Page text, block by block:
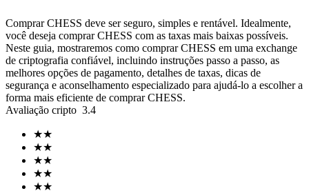
Futuros de USDT
Futuros usando USDT como garantia
Comprar CHESS deve ser seguro, simples e rentável. Idealmente,
você deseja comprar CHESS com as taxas mais baixas possíveis.
Neste guia, mostraremos como comprar CHESS em uma exchange
de criptografia confiável, incluindo instruções passo a passo, as
melhores opções de pagamento, detalhes de taxas, dicas de
segurança e aconselhamento especializado para ajudá-lo a escolher a
forma mais eficiente de comprar CHESS.
Avaliação cripto 3.4
★★
★★
★★
★★
★★